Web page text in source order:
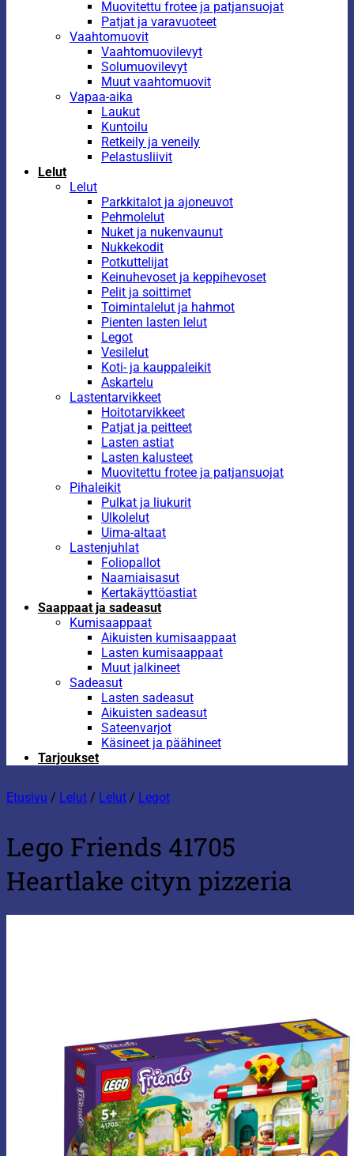
Muovitettu frotee ja patjansuojat
Patjat ja varavuoteet
Vaahtomuovit
Vaahtomuovilevyt
Solumuovilevyt
Muut vaahtomuovit
Vapaa-aika
Laukut
Kuntoilu
Retkeily ja veneily
Pelastusliivit
Lelut
Lelut
Parkkitalot ja ajoneuvot
Pehmolelut
Nuket ja nukenvaunut
Nukkekodit
Potkuttelijat
Keinuhevoset ja keppihevoset
Pelit ja soittimet
Toimintalelut ja hahmot
Pienten lasten lelut
Legot
Vesilelut
Koti- ja kauppaleikit
Askartelu
Lastentarvikkeet
Hoitotarvikkeet
Patjat ja peitteet
Lasten astiat
Lasten kalusteet
Muovitettu frotee ja patjansuojat
Pihaleikit
Pulkat ja liukurit
Ulkolelut
Uima-altaat
Lastenjuhlat
Foliopallot
Naamiaisasut
Kertakäyttöastiat
Saappaat ja sadeasut
Kumisaappaat
Aikuisten kumisaappaat
Lasten kumisaappaat
Muut jalkineet
Sadeasut
Lasten sadeasut
Aikuisten sadeasut
Sateenvarjot
Käsineet ja päähineet
Tarjoukset
Etusivu / Lelut / Lelut / Legot
Lego Friends 41705
Heartlake cityn pizzeria